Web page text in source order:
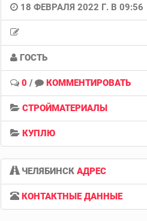
18 ФЕВРАЛЯ 2022 Г. В 09:56
ГОСТЬ
0 / КОММЕНТИРОВАТЬ
СТРОЙМАТЕРИАЛЫ
КУПЛЮ
ЧЕЛЯБИНСК АДРЕС
КОНТАКТНЫЕ ДАННЫЕ